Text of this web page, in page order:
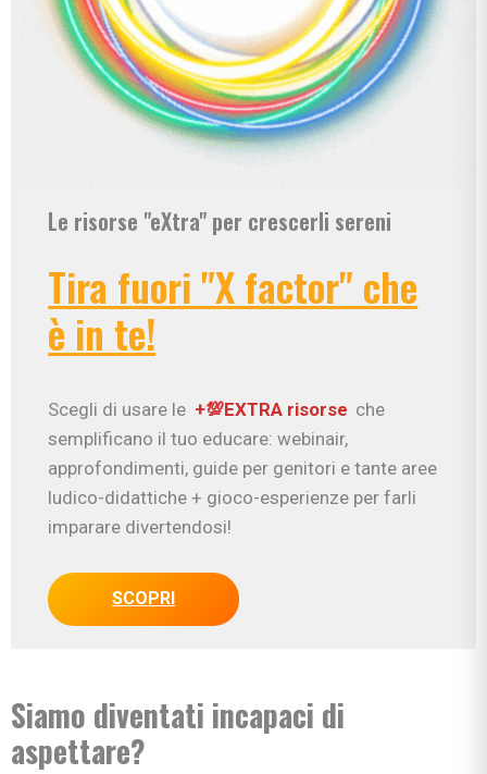
Le risorse "eXtra" per crescerli sereni
Tira fuori "X factor" che
è in te!
Scegli di usare le +💯EXTRA risorse che
semplificano il tuo educare: webinair,
approfondimenti, guide per genitori e tante aree
ludico-didattiche + gioco-esperienze per farli
imparare divertendosi!
SCOPRI
Siamo diventati incapaci di
aspettare?